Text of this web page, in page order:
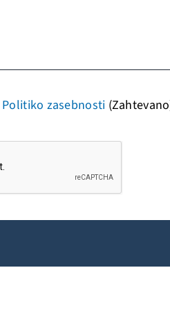
Politiko zasebnosti